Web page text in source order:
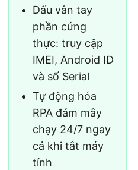
Dấu vân tay
phần cứng
thực: truy cập
IMEI, Android ID
và số Serial
Tự động hóa
RPA đám mây
chạy 24/7 ngay
cả khi tắt máy
tính